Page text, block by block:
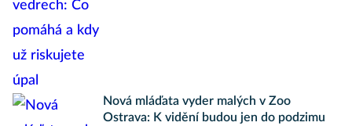
Nová mláďata vyder malých v Zoo
Ostrava: K vidění budou jen do podzimu